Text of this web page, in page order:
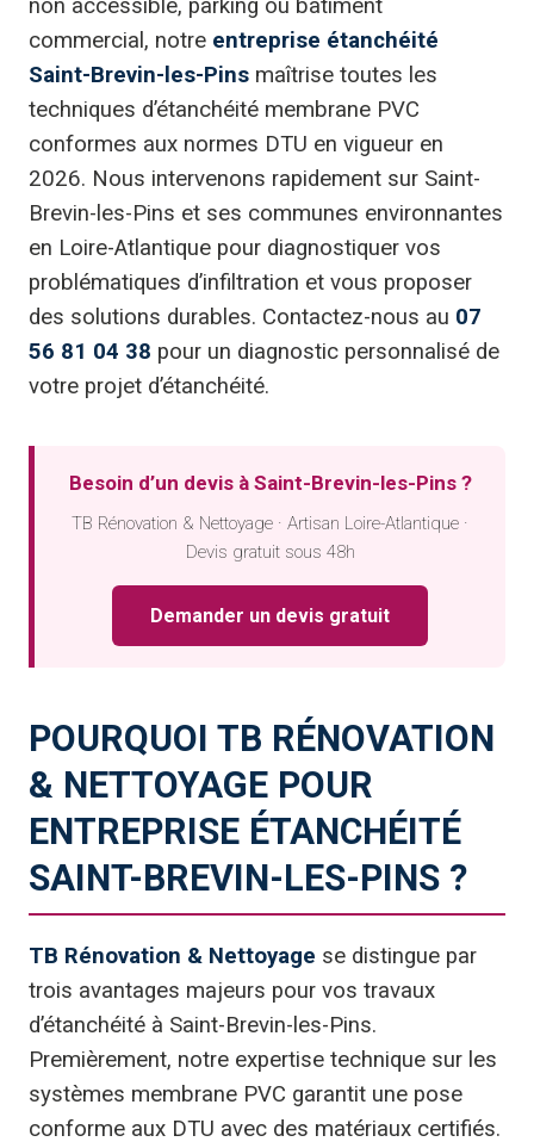
non accessible, parking ou bâtiment
commercial, notre entreprise étanchéité
Saint-Brevin-les-Pins maîtrise toutes les
techniques d’étanchéité membrane PVC
conformes aux normes DTU en vigueur en
2026. Nous intervenons rapidement sur Saint-
Brevin-les-Pins et ses communes environnantes
en Loire-Atlantique pour diagnostiquer vos
problématiques d’infiltration et vous proposer
des solutions durables. Contactez-nous au 07
56 81 04 38 pour un diagnostic personnalisé de
votre projet d’étanchéité.
Besoin d’un devis à Saint-Brevin-les-Pins ?
TB Rénovation & Nettoyage · Artisan Loire-Atlantique ·
Devis gratuit sous 48h
Demander un devis gratuit
POURQUOI TB RÉNOVATION
& NETTOYAGE POUR
ENTREPRISE ÉTANCHÉITÉ
SAINT-BREVIN-LES-PINS ?
TB Rénovation & Nettoyage se distingue par
trois avantages majeurs pour vos travaux
d’étanchéité à Saint-Brevin-les-Pins.
Premièrement, notre expertise technique sur les
systèmes membrane PVC garantit une pose
conforme aux DTU avec des matériaux certifiés.